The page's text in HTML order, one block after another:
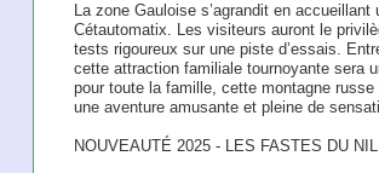
La zone Gauloise s’agrandit en
Cétautomatix. Les visiteurs auront le
tests rigoureux sur une piste d’essais.
cette attraction familiale tournoyante sera
pour toute la famille, cette montagne
une aventure amusante et pleine de
NOUVEAUTÉ 2025 - LES FASTES DU